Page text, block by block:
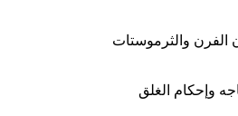
الفرن والثرموستات
وإحكام الغلق